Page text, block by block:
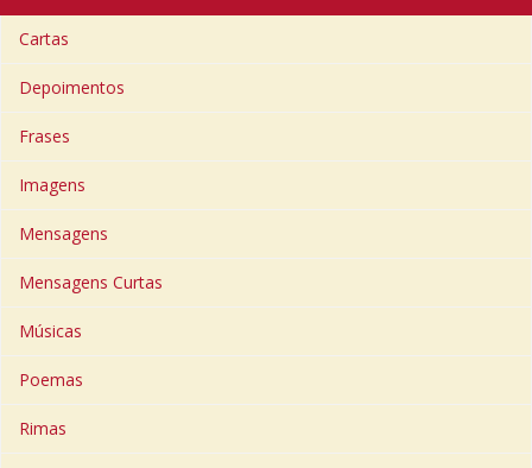
Cartas
Depoimentos
Frases
Imagens
Mensagens
Mensagens Curtas
Músicas
Poemas
Rimas